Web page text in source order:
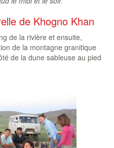
de Khogno Khan
de la rivière et ensuite,
de la montagne granitique
de la dune sableuse au pied